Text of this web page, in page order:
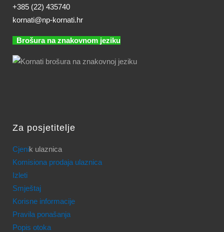
+385 (22) 435740
kornati@np-kornati.hr
Brošura na znakovnom jeziku
Za posjetitelje
Cjenik ulaznica
Komisiona prodaja ulaznica
Izleti
Smještaj
Korisne informacije
Pravila ponašanja
Popis otoka